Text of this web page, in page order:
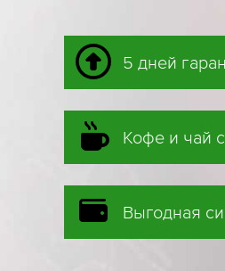
5 дней
Кофе и чай
Выгодная